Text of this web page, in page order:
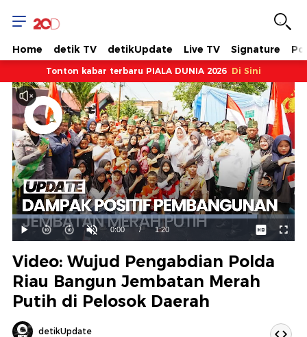
Home detik TV detikUpdate Live TV Signature
Tonton kabar terbaru PIALA DUNIA 2026 Di Sini
Mainkan
Suara
Hidup
Waktu
0:00 / Durasi
1:20
Dimuat:
86.76%
Video: Wujud Pengabdian Polda
Riau Bangun Jembatan Merah
Putih di Pelosok Daerah
detikUpdate